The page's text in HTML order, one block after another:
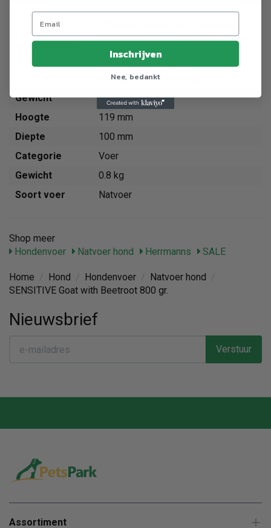
Ingredienten
biologische appel
hart en long) 50% biologische gierst
biologische bieten
biologische pompoen
biologische zwart komijn.
Gewicht
800 g
Hoogte
119 mm
Diepte
100 mm
Categorie
Voer
Gewicht
0.8 kg
Soort voer
Natvoer
Shop meer
Hondenvoer
Natvoer hond Herrmanns SALE
Home Hond Hondenvoer Natvoer hond
SENSITIVE Goat with Beetroot 800 gr.
Nieuwsbrief
Verstuur
Assortiment
Inschrijven
Nee, bedankt